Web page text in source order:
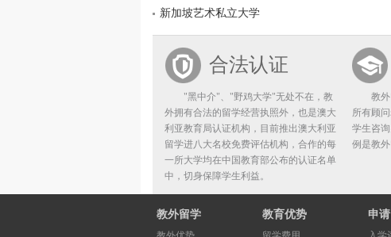
新加坡艺术私立大学
合法认证
"黑中介"、"野鸡大学"无处不在，教
外拥有合法的留学经营执照外，也是澳大
利亚教育局认证机构，目前推出澳大利亚
留学进八大名校免费评估机构，合作的每
一所大学均在中国教育部公布的认证名单
中，切身保障学生利益。
教外留
所有顾
学生咨
例是教外
教外留学 教育优势 申